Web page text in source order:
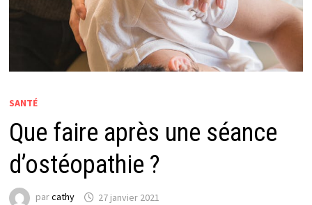
SANTÉ
Que faire après une séance
d’ostéopathie ?
parcathy 27 janvier 2021